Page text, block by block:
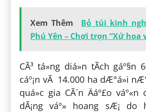
Xem Thêm
Bỏ túi kinh
Phú Yên – Chơi trọn “Xứ hoa
CÃ³ tá»ng diá»n tÃ­ch gáº§n
cáº¡n vÃ 14.000 ha dÆ°á»i
quá»c gia CÃ´n Äáº£o váº«n
dÃ¡ng váº» hoang sÆ¡ do